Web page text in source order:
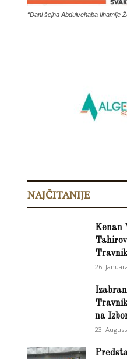
“Dani šejha Abdulvehaba Ilhamije
NAJČITANIJE
Kenan
26.
na
23.